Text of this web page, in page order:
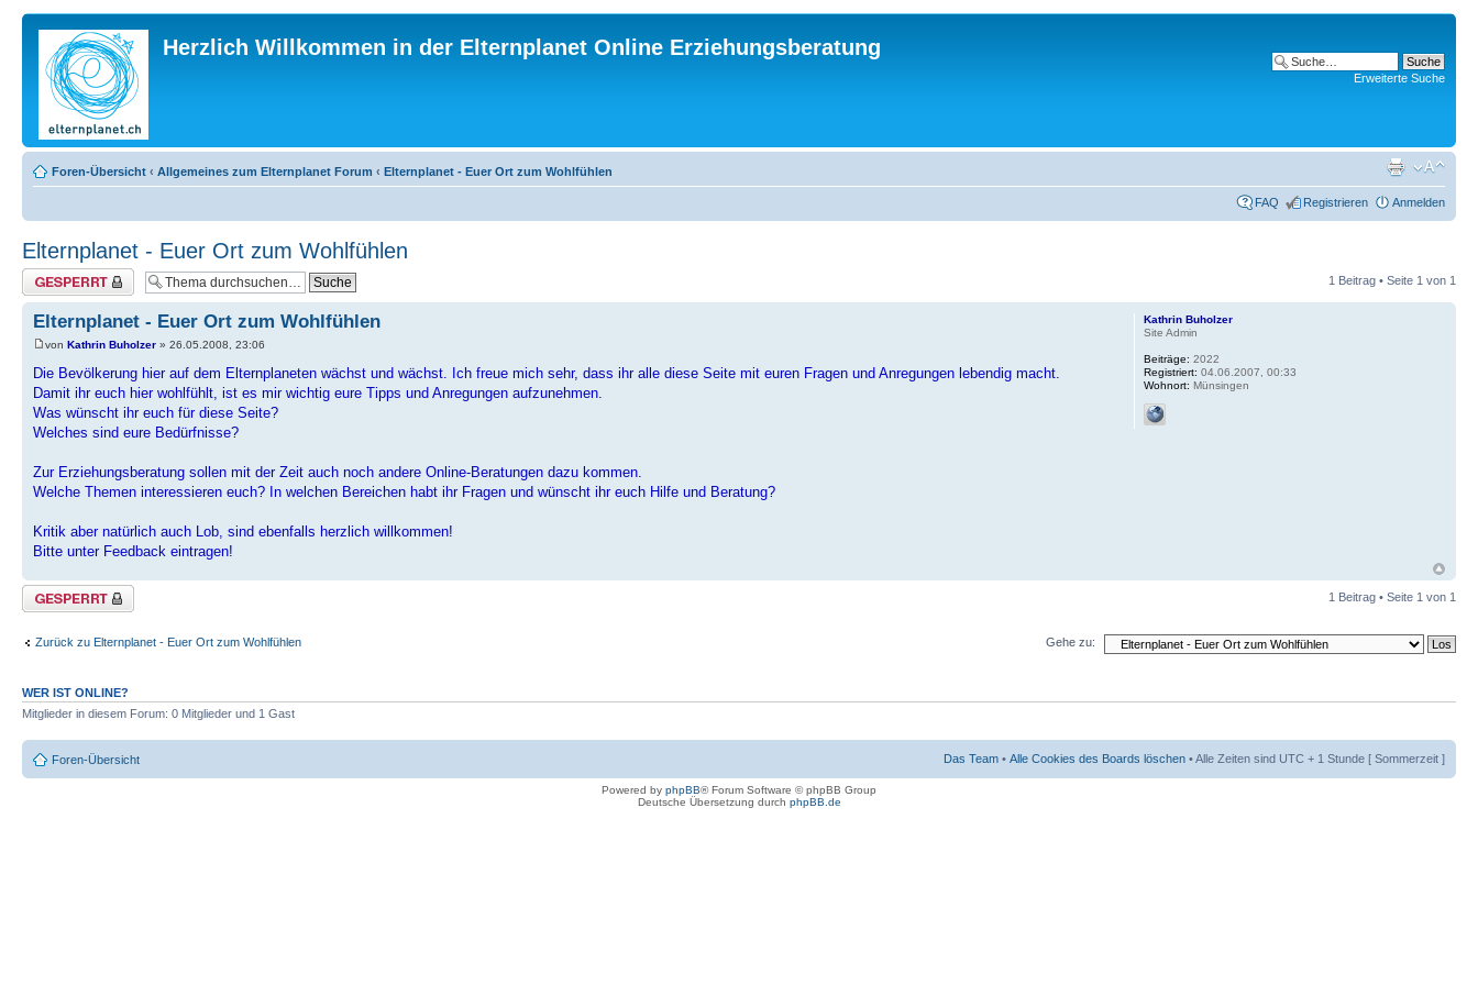
Herzlich Willkommen in der Elternplanet Online Erziehungsberatung
Erweiterte Suche
Foren-Übersicht ‹ Allgemeines zum Elternplanet Forum ‹ Elternplanet - Euer Ort zum Wohlfühlen
FAQ Registrieren Anmelden
Elternplanet - Euer Ort zum Wohlfühlen
Thema gesperrt 1 Beitrag • Seite 1 von 1
Elternplanet - Euer Ort zum Wohlfühlen
von Kathrin Buholzer » 26.05.2008, 23:06
Die Bevölkerung hier auf dem Elternplaneten wächst und wächst. Ich freue mich sehr, dass ihr alle diese Seite mit euren Fragen und Anregungen lebendig macht.
Damit ihr euch hier wohlfühlt, ist es mir wichtig eure Tipps und Anregungen aufzunehmen.
Was wünscht ihr euch für diese Seite?
Welches sind eure Bedürfnisse?
Zur Erziehungsberatung sollen mit der Zeit auch noch andere Online-Beratungen dazu kommen.
Welche Themen interessieren euch? In welchen Bereichen habt ihr Fragen und wünscht ihr euch Hilfe und Beratung?
Kritik aber natürlich auch Lob, sind ebenfalls herzlich willkommen!
Bitte unter Feedback eintragen!
Kathrin Buholzer
Site Admin
Beiträge: 2022
Registriert: 04.06.2007, 00:33
Wohnort: Münsingen
Thema gesperrt 1 Beitrag • Seite 1 von 1
Zurück zu Elternplanet - Euer Ort zum Wohlfühlen Gehe zu:
WER IST ONLINE?
Mitglieder in diesem Forum: 0 Mitglieder und 1 Gast
Foren-Übersicht Das Team • Alle Cookies des Boards löschen • Alle Zeiten sind UTC + 1 Stunde [ Sommerzeit ]
Powered by phpBB® Forum Software © phpBB Group
Deutsche Übersetzung durch phpBB.de